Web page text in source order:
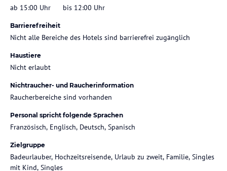
ab 15:00 Uhr bis 12:00 Uhr
Barrierefreiheit
Nicht alle Bereiche des Hotels sind barrierefrei zugänglich
Haustiere
Nicht erlaubt
Nichtraucher- und Raucherinformation
Raucherbereiche sind vorhanden
Personal spricht folgende Sprachen
Französisch, Englisch, Deutsch, Spanisch
Zielgruppe
Badeurlauber, Hochzeitsreisende, Urlaub zu zweit, Familie, Singles
mit Kind, Singles